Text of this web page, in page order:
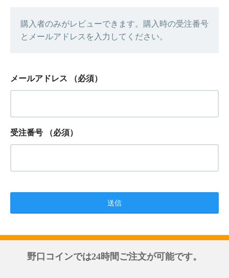
購入者のみがレビューできます。購入時の受注番号
とメールアドレスを入力してください。
メールアドレス （必須）
受注番号 （必須）
野口コインでは24時間ご注文が可能です。